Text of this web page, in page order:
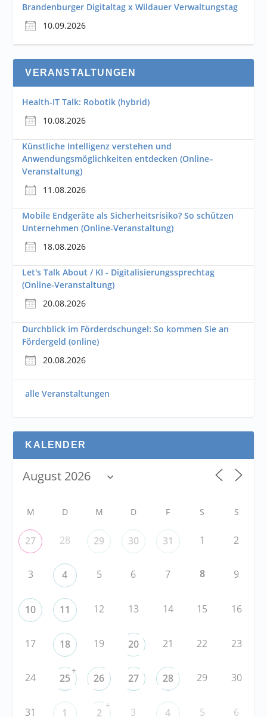
Brandenburger Digitaltag x Wildauer Verwaltungstag
10.09.2026
VERANSTALTUNGEN
Health-IT Talk: Robotik (hybrid)
10.08.2026
Künstliche Intelligenz verstehen und
Anwendungsmöglichkeiten entdecken (Online–
Veranstaltung)
11.08.2026
Mobile Endgeräte als Sicherheitsrisiko? So schützen
Unternehmen (Online-Veranstaltung)
18.08.2026
Let's Talk About / KI - Digitalisierungssprechtag
(Online-Veranstaltung)
20.08.2026
Durchblick im Förderdschungel: So kommen Sie an
Fördergeld (online)
20.08.2026
alle Veranstaltungen
KALENDER
M D M D F S S
27 28 29 30 31 1 2
3 4 5 6 7 8 9
10 11 12 13 14 15 16
17 18 19 20 21 22 23
24 25
+
26 27 28 29 30
31 1 2
+
3 4 5 6